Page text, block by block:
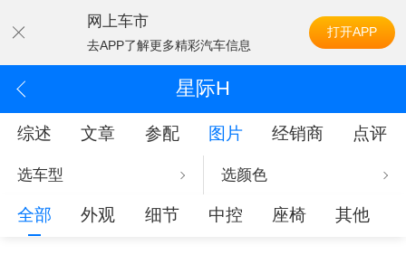
网上车市
去APP了解更多精彩汽车信息
打开APP
星际H
综述 文章 参配 图片 经销商 点评
选车型 选颜色
全部 外观 细节 中控 座椅 其他